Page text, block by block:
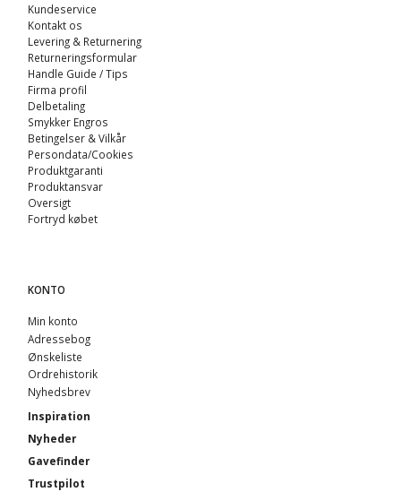
Kundeservice
Kontakt os
Levering & Returnering
Returneringsformular
Handle Guide / Tips
Firma profil
Delbetaling
Smykker Engros
Betingelser & Vilkår
Persondata/Cookies
Produktgaranti
Produktansvar
Oversigt
Fortryd købet
KONTO
Min konto
Adressebog
Ønskeliste
Ordrehistorik
Nyhedsbrev
Inspiration
Nyheder
Gavefinder
Trustpilot